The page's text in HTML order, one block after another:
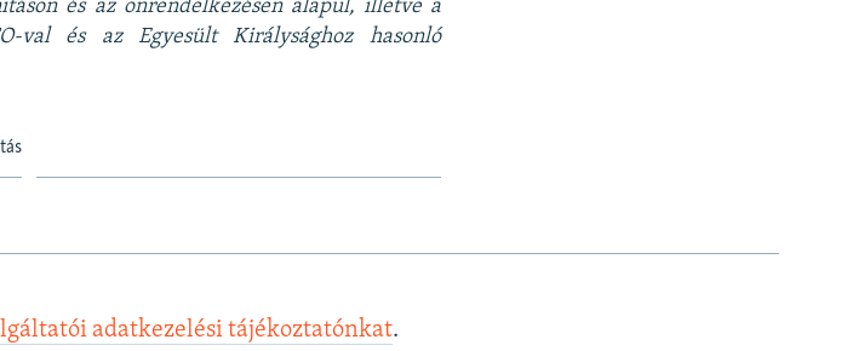
és az önrendelkezésen alapul, illetve a
val és az Egyesült Királysághoz hasonló
adatkezelési tájékoztatónkat.